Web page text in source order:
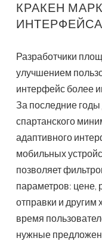
КРАКЕН
Разработчики
улучшением
интерфейс более
За последние годы
спартанского
адаптивного
мобильных
позволяет
параметров: цене,
отправки и другим
время
нужные